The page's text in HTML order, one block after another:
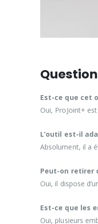
Est-ce que cet
Oui, ProJoint+
L’outil est-il
Absolument, il a
Peut-on retirer
Oui, il dispose
Est-ce que les
Oui, plusieurs